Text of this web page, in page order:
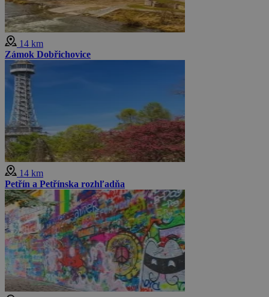
14 km
Zámok Dobřichovice
14 km
Petřín a Petřínska rozhľadňa